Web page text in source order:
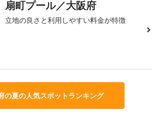
扇町プール／大阪府
立地の良さと利用しやすい料金が特徴
の夏の人気スポットランキング